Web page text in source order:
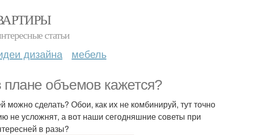
статьи
дизайна мебель
объемов кажется?
сделать? Обои, как их не комбинируй, тут точно
не усложнят, а вот наши сегодняшние советы при
в разы?